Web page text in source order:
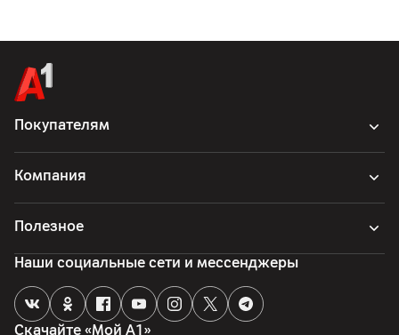
Покупателям
Компания
Полезное
Скачайте «Мой А1»
Наши социальные сети и мессенджеры